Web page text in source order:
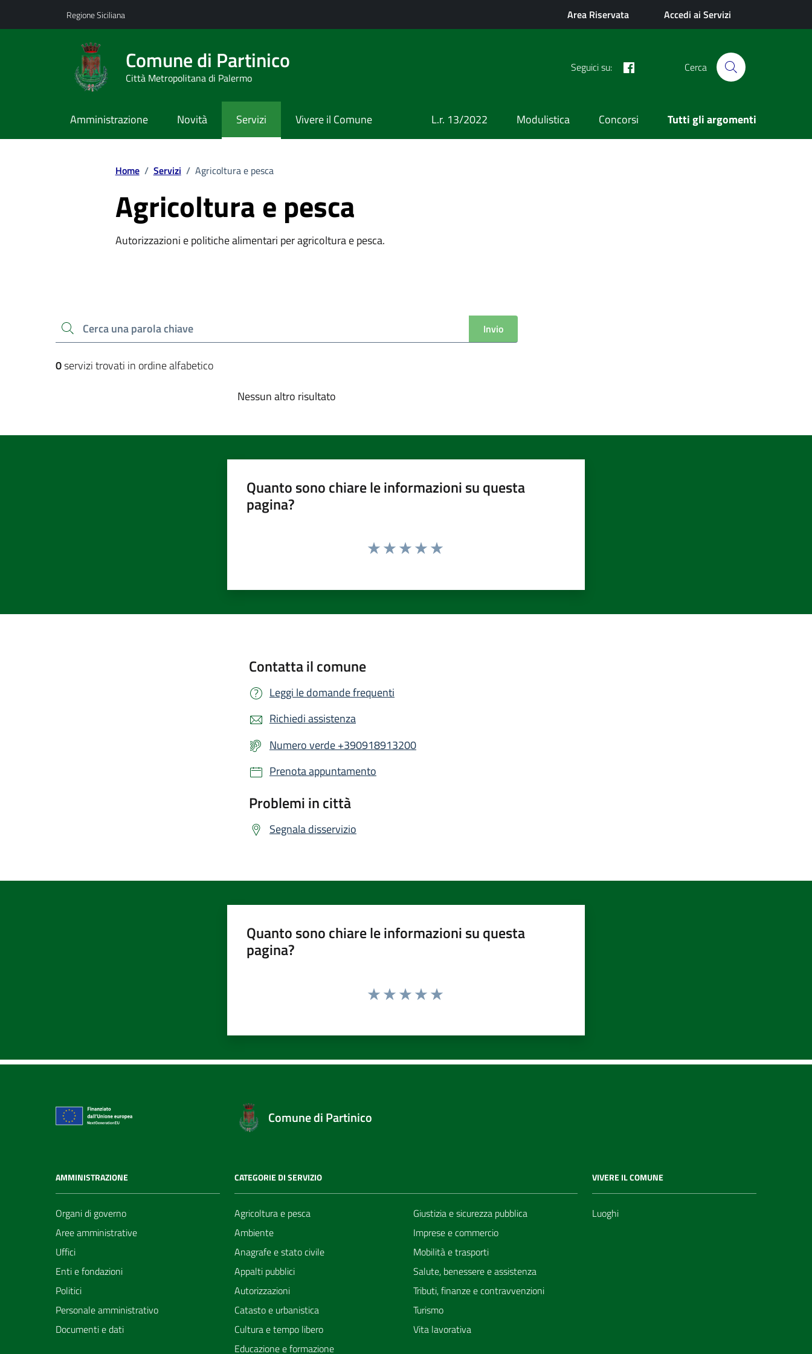
Regione Siciliana Area Riservata Accedi ai Servizi
Comune di Partinico
Città Metropolitana di Palermo
Seguici su: Cerca
Amministrazione Novità Servizi Vivere il Comune L.r. 13/2022 Modulistica Concorsi Tutti gli argomenti
Home / Servizi / Agricoltura e pesca
Agricoltura e pesca
Autorizzazioni e politiche alimentari per agricoltura e pesca.
Cerca una parola chiave Invio
0servizi trovati in ordine alfabetico
Nessun altro risultato
Quanto sono chiare le informazioni su questa
pagina?
Contatta il comune
Leggi le domande frequenti
Richiedi assistenza
Numero verde +390918913200
Prenota appuntamento
Problemi in città
Segnala disservizio
Quanto sono chiare le informazioni su questa
pagina?
Comune di Partinico
AMMINISTRAZIONE
Organi di governo
Aree amministrative
Uffici
Enti e fondazioni
Politici
Personale amministrativo
Documenti e dati
CATEGORIE DI SERVIZIO
Agricoltura e pesca
Ambiente
Anagrafe e stato civile
Appalti pubblici
Autorizzazioni
Catasto e urbanistica
Cultura e tempo libero
Educazione e formazione
Giustizia e sicurezza pubblica
Imprese e commercio
Mobilità e trasporti
Salute, benessere e assistenza
Tributi, finanze e contravvenzioni
Turismo
Vita lavorativa
VIVERE IL COMUNE
Luoghi